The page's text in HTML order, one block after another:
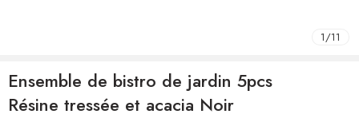
1/11
Ensemble de bistro de jardin 5pcs
Résine tressée et acacia Noir